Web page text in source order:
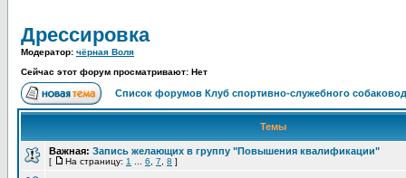
Дрессировка
Модератор: чёрная Воля
Сейчас этот форум просматривают: Нет
Список форумов Клуб спортивно-служебного
Темы
Важная: Запись желающих в группу "Повышения квалификации"
[ На страницу: 1 6 7 8 ]